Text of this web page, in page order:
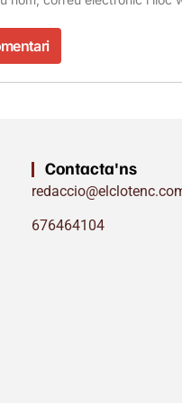
Contacta'ns
676464104